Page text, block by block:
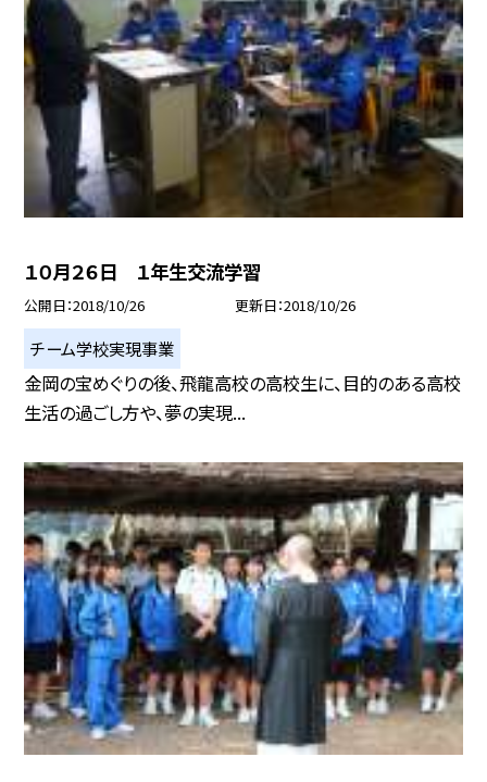
１０月２６日 １年生交流学習
公開日 2018/10/26 更新日 2018/10/26
チーム学校実現事業
金岡の宝めぐりの後、飛龍高校の高校生に、目的のある高校
生活の過ごし方や、夢の実現...